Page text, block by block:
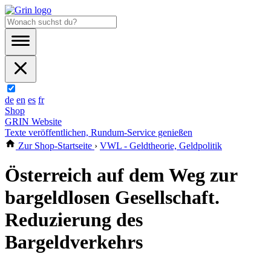
de en es fr
Shop
GRIN Website
Texte veröffentlichen, Rundum-Service genießen
Zur Shop-Startseite › VWL - Geldtheorie, Geldpolitik
Österreich auf dem Weg zur
bargeldlosen Gesellschaft.
Reduzierung des
Bargeldverkehrs